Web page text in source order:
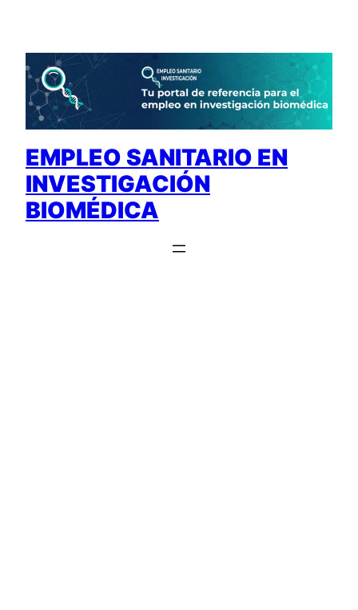
contenido
EMPLEO SANITARIO EN
INVESTIGACIÓN
BIOMÉDICA